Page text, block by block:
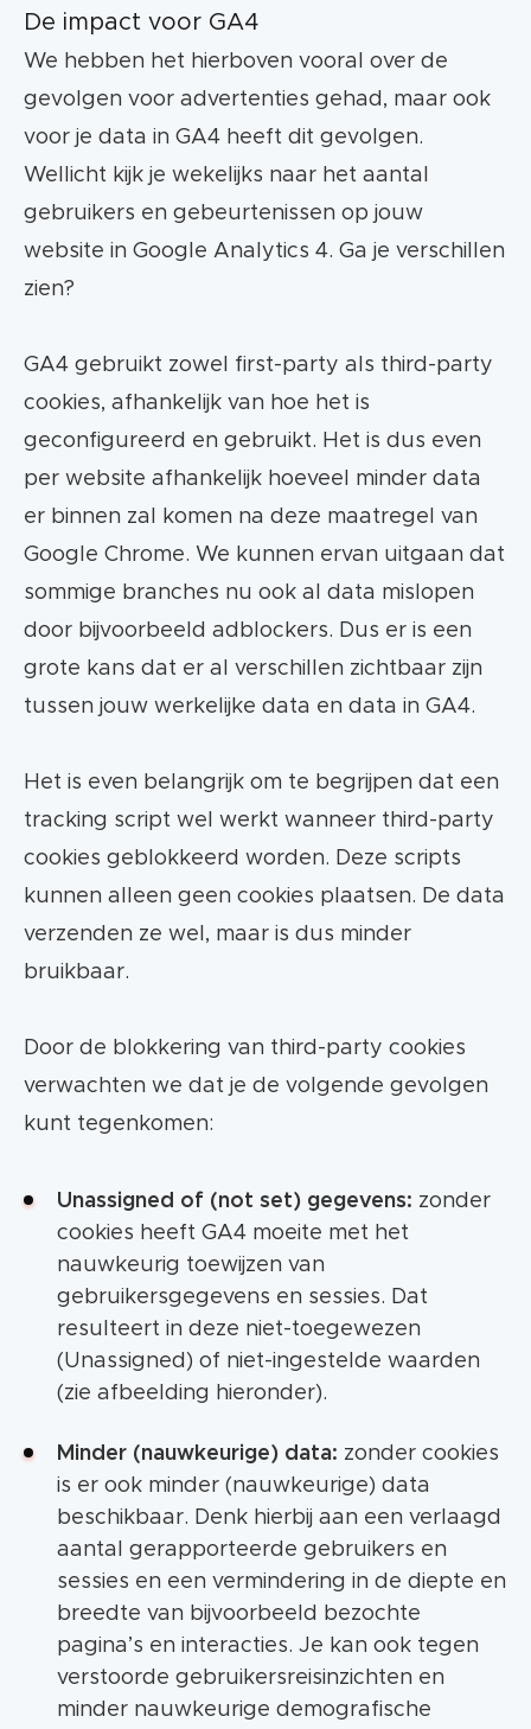
De impact voor GA4
We hebben het hierboven vooral over de
gevolgen voor advertenties gehad, maar ook
voor je data in GA4 heeft dit gevolgen.
Wellicht kijk je wekelijks naar het aantal
gebruikers en gebeurtenissen op jouw
website in Google Analytics 4. Ga je verschillen
zien?
GA4 gebruikt zowel first-party als third-party
cookies, afhankelijk van hoe het is
geconfigureerd en gebruikt. Het is dus even
per website afhankelijk hoeveel minder data
er binnen zal komen na deze maatregel van
Google Chrome. We kunnen ervan uitgaan dat
sommige branches nu ook al data mislopen
door bijvoorbeeld adblockers. Dus er is een
grote kans dat er al verschillen zichtbaar zijn
tussen jouw werkelijke data en data in GA4.
Het is even belangrijk om te begrijpen dat een
tracking script wel werkt wanneer third-party
cookies geblokkeerd worden. Deze scripts
kunnen alleen geen cookies plaatsen. De data
verzenden ze wel, maar is dus minder
bruikbaar.
Door de blokkering van third-party cookies
verwachten we dat je de volgende gevolgen
kunt tegenkomen:
Unassigned of (not set) gegevens: zonder
cookies heeft GA4 moeite met het
nauwkeurig toewijzen van
gebruikersgegevens en sessies. Dat
resulteert in deze niet-toegewezen
(Unassigned) of niet-ingestelde waarden
(zie afbeelding hieronder).
Minder (nauwkeurige) data: zonder cookies
is er ook minder (nauwkeurige) data
beschikbaar. Denk hierbij aan een verlaagd
aantal gerapporteerde gebruikers en
sessies en een vermindering in de diepte en
breedte van bijvoorbeeld bezochte
pagina’s en interacties. Je kan ook tegen
verstoorde gebruikersreisinzichten en
minder nauwkeurige demografische